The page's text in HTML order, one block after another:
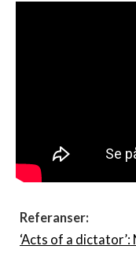
Referanser:
‘Acts of a